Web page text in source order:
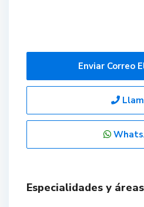
Enviar Correo
Especialidades y